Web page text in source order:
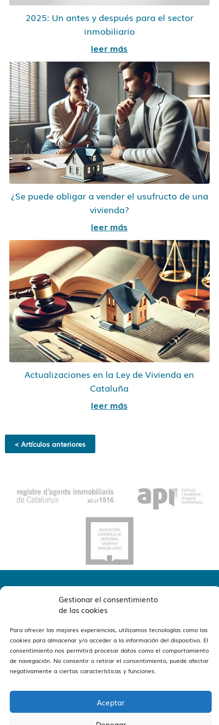
Gestionar el consentimiento
de las cookies
Para ofrecer las mejores experiencias, utilizamos tecnologías como las
cookies para almacenar y/o acceder a la información del dispositivo. El
consentimiento nos permitirá procesar datos como el comportamiento
de navegación. No consentir o retirar el consentimiento, puede afectar
negativamente a ciertas características y funciones.
Aceptar
2025: Un antes y después para el sector
inmobiliario
leer más
¿Se puede obligar a vender el usufructo de una
vivienda?
leer más
Actualizaciones en la Ley de Vivienda en
Cataluña
leer más
< Artículos anteriores
Estamos en Barcelona y Reus ver oficinas